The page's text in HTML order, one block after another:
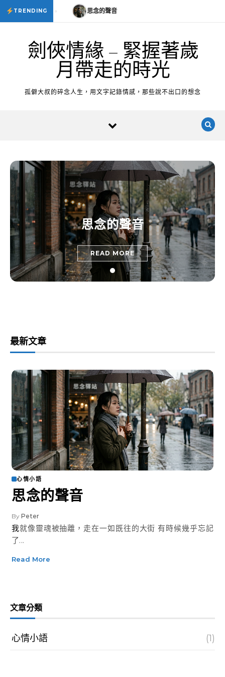
Skip to content
TRENDING
念的聲音 思念的聲音
劍俠情緣 – 緊握著歲
月帶走的時光
孤僻大叔的碎念人生，用文字記錄情感，那些說不出口的想念
思念的聲音
READ MORE
最新文章
心情小語
思念的聲音
By Peter
我就像靈魂被抽離，走在一如既往的大街 有時候幾乎忘記
了...
Read More
文章分類
心情小語 (1)